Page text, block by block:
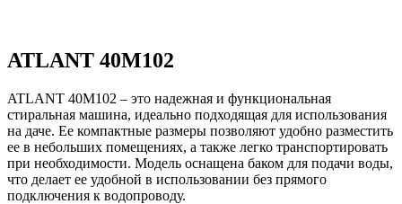
ATLANT 40М102
ATLANT 40М102 – это надежная и функциональная
стиральная машина, идеально подходящая для использования
на даче. Ее компактные размеры позволяют удобно разместить
ее в небольших помещениях, а также легко транспортировать
при необходимости. Модель оснащена баком для подачи воды,
что делает ее удобной в использовании без прямого
подключения к водопроводу.